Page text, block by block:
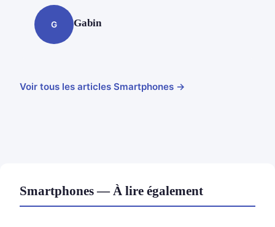
G Gabin
Voir tous les articles Smartphones →
Smartphones — À lire également